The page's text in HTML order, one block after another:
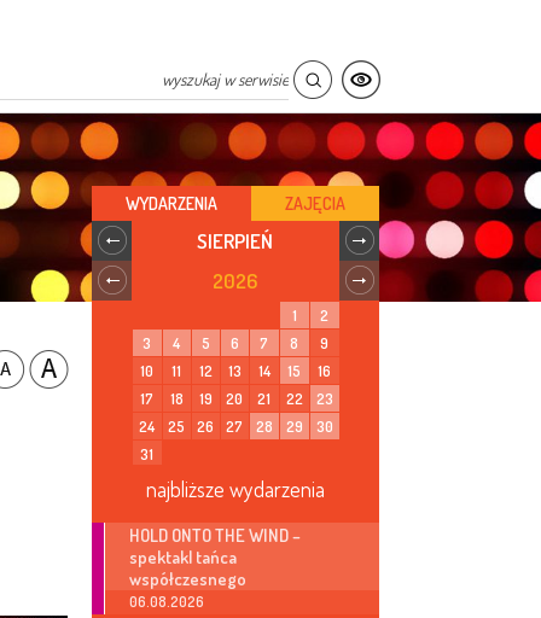
WYDARZENIA ZAJĘCIA
SIERPIEŃ
2026
1
2
3
4 5 6 7 8
9
10
11 12 13 14 15
16
17
18 19 20 21 22
23
24
25 26 27 28 29
30
31
najbliższe wydarzenia
HOLD ONTO THE WIND –
spektakl tańca
współczesnego
06.08.2026